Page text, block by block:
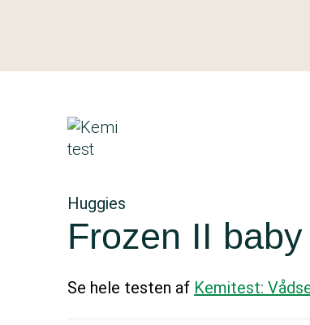
Huggies
Frozen II
Se hele testen af Kemitest: